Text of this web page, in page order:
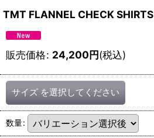
TMT FLANNEL CHECK SHIRTS
販売価格: 24,200円(税込)
サイズ を選択してください
数量: